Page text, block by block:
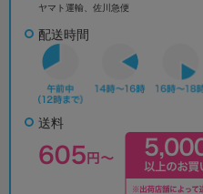
ヤマト運輸、佐川急便
配送時間
送料